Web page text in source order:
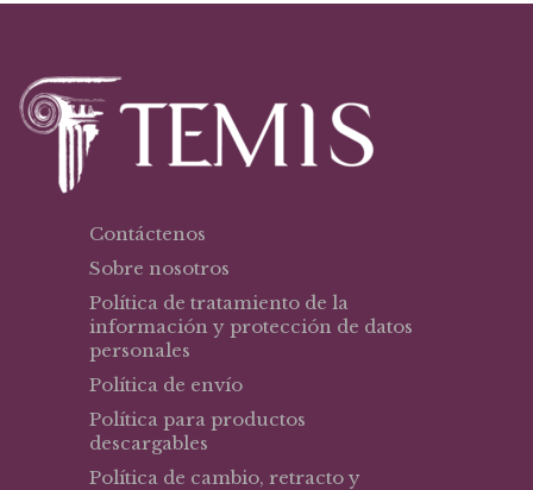
Contáctenos
Sobre nosotros
Política de tratamiento de la
información y protección de datos
personales
Política de envío
Política para productos
descargables
Política de cambio, retracto y